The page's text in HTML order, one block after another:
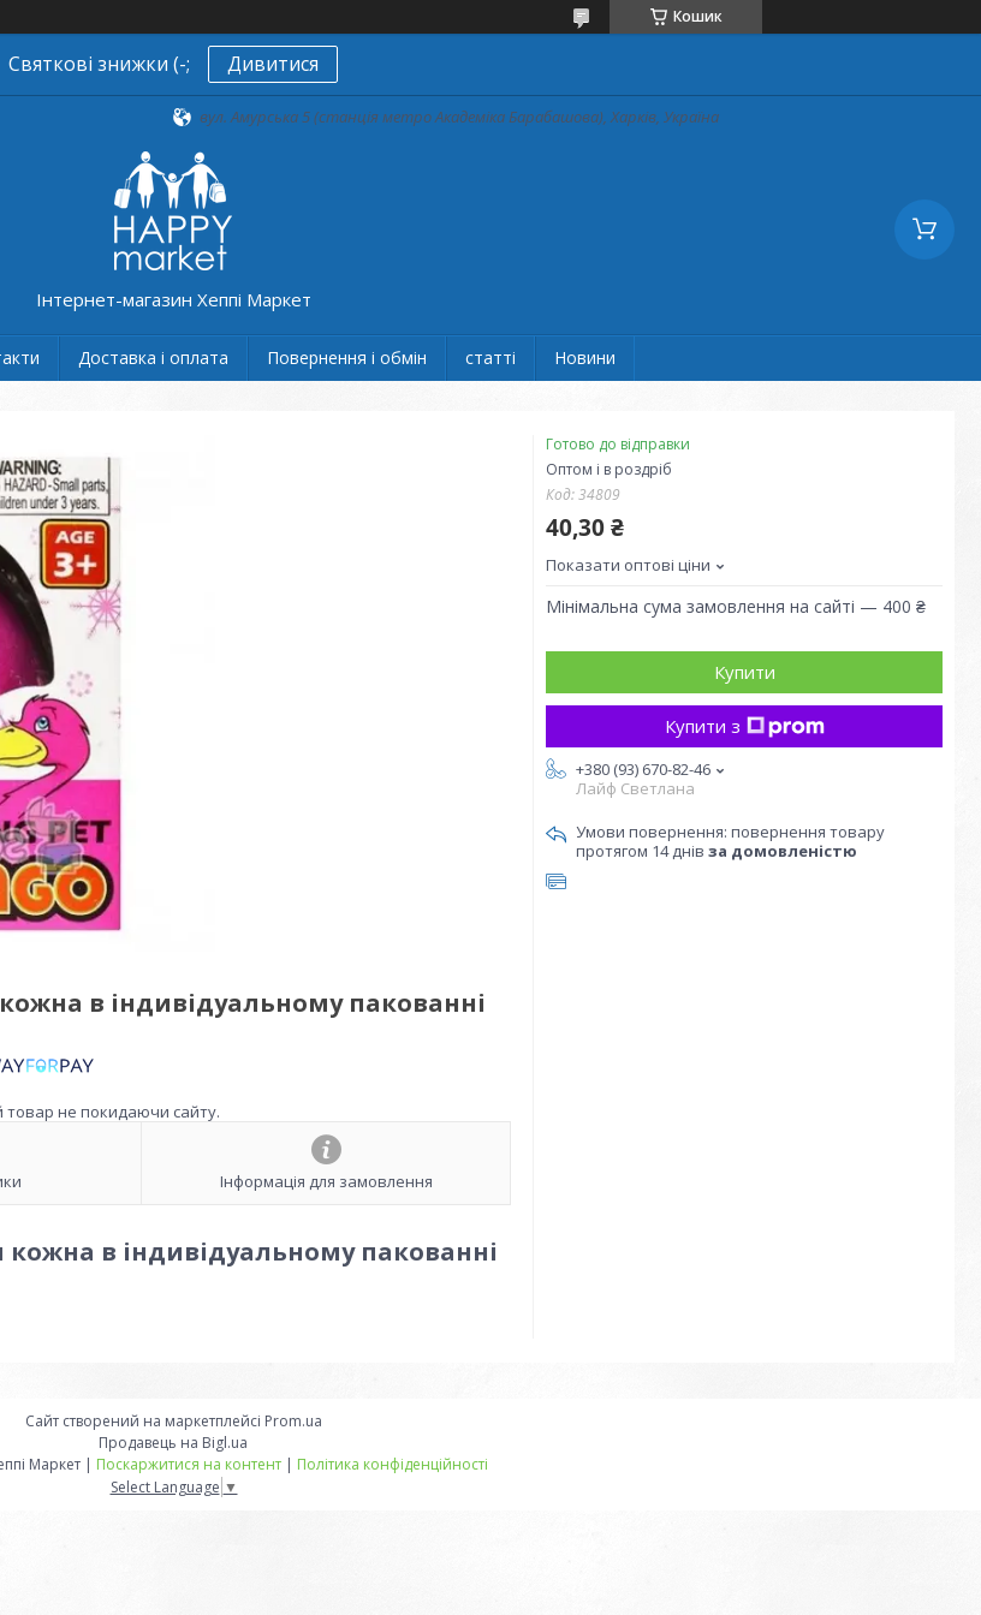
Кошик
Святкові знижки (-; Дивитися
вул. Амурська 5 (станція метро Академіка Барабашова), Харків, Україна
Інтернет-магазин Хеппі Маркет
Доставка і оплата Повернення і обмін статті Новини
в індивідуальному пакованні
товар не покидаючи сайту.
Інформація для замовлення
в індивідуальному пакованні
Готово до відправки
Оптом і в роздріб
Код:34809
40,30 ₴
Показати оптові ціни
Мінімальна сума замовлення на сайті — 400 ₴
Купити
Купити з
+380 (93) 670-82-46
Лайф Светлана
повернення товару
протягом 14 днів за домовленістю
Сайт створений на маркетплейсі Prom.ua
Продавець на Bigl.ua
Інтернет-магазин Хеппі Маркет | Поскаржитися на контент | Політика конфіденційності
Select Language ▼